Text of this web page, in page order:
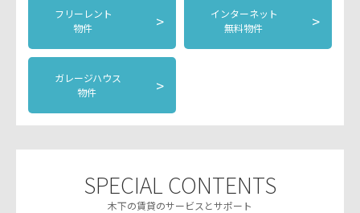
フリーレント
物件
>
インターネット
無料物件
>
ガレージハウス
物件
>
SPECIAL CONTENTS
木下の賃貸のサービスとサポート